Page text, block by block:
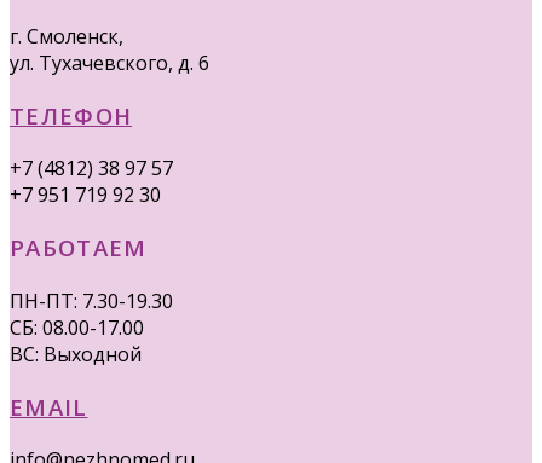
г. Смоленск,
ул. Тухачевского, д. 6
ТЕЛЕФОН
+7 (4812) 38 97 57
+7 951 719 92 30
РАБОТАЕМ
ПН-ПТ: 7.30-19.30
СБ: 08.00-17.00
ВС: Выходной
EMAIL